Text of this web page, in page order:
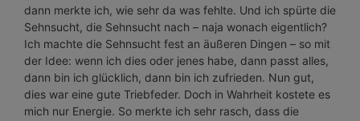
dann merkte ich, wie sehr da was fehlte. Und ich spürte die
Sehnsucht, die Sehnsucht nach – naja wonach eigentlich?
Ich machte die Sehnsucht fest an äußeren Dingen – so mit
der Idee: wenn ich dies oder jenes habe, dann passt alles,
dann bin ich glücklich, dann bin ich zufrieden. Nun gut,
dies war eine gute Triebfeder. Doch in Wahrheit kostete es
mich nur Energie. So merkte ich sehr rasch, dass die